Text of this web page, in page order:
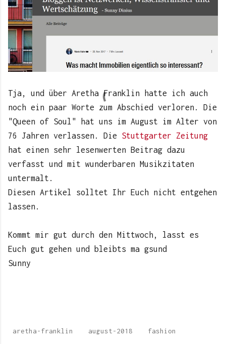
Tja, und über Aretha Franklin hatte ich auch
noch ein paar Worte zum Abschied verloren. Die
"Queen of Soul" hat uns im August im Alter von
76 Jahren verlassen. Die Stuttgarter Zeitung
hat einen sehr lesenwerten Beitrag dazu
verfasst und mit wunderbaren Musikzitaten
untermalt.
Diesen Artikel solltet Ihr Euch nicht entgehen
lassen.
Kommt mir gut durch den Mittwoch, lasst es
Euch gut gehen und bleibts ma gsund
Sunny
aretha-franklin august-2018 fashion